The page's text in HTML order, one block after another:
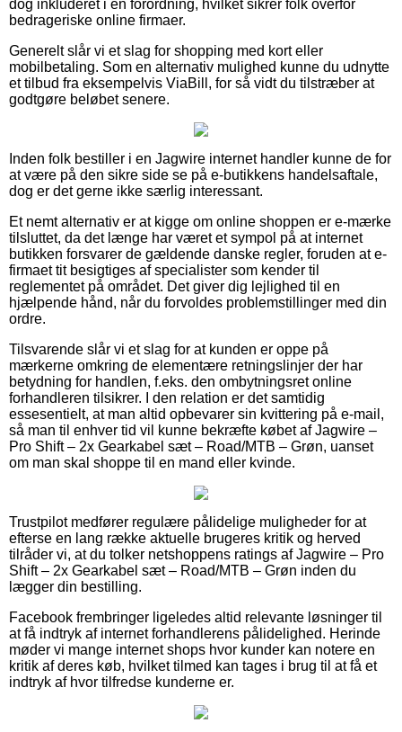
dog inkluderet i en forordning, hvilket sikrer folk overfor
bedrageriske online firmaer.
Generelt slår vi et slag for shopping med kort eller
mobilbetaling. Som en alternativ mulighed kunne du udnytte
et tilbud fra eksempelvis ViaBill, for så vidt du tilstræber at
godtgøre beløbet senere.
Inden folk bestiller i en Jagwire internet handler kunne de for
at være på den sikre side se på e-butikkens handelsaftale,
dog er det gerne ikke særlig interessant.
Et nemt alternativ er at kigge om online shoppen er e-mærke
tilsluttet, da det længe har været et sympol på at internet
butikken forsvarer de gældende danske regler, foruden at e-
firmaet tit besigtiges af specialister som kender til
reglementet på området. Det giver dig lejlighed til en
hjælpende hånd, når du forvoldes problemstillinger med din
ordre.
Tilsvarende slår vi et slag for at kunden er oppe på
mærkerne omkring de elementære retningslinjer der har
betydning for handlen, f.eks. den ombytningsret online
forhandleren tilsikrer. I den relation er det samtidig
essesentielt, at man altid opbevarer sin kvittering på e-mail,
så man til enhver tid vil kunne bekræfte købet af Jagwire –
Pro Shift – 2x Gearkabel sæt – Road/MTB – Grøn, uanset
om man skal shoppe til en mand eller kvinde.
Trustpilot medfører regulære pålidelige muligheder for at
efterse en lang række aktuelle brugeres kritik og herved
tilråder vi, at du tolker netshoppens ratings af Jagwire – Pro
Shift – 2x Gearkabel sæt – Road/MTB – Grøn inden du
lægger din bestilling.
Facebook frembringer ligeledes altid relevante løsninger til
at få indtryk af internet forhandlerens pålidelighed. Herinde
møder vi mange internet shops hvor kunder kan notere en
kritik af deres køb, hvilket tilmed kan tages i brug til at få et
indtryk af hvor tilfredse kunderne er.